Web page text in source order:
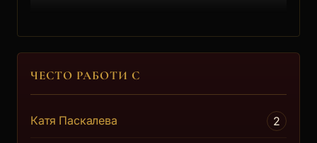
ЧЕСТО РАБОТИ С
Катя Паскалева 2